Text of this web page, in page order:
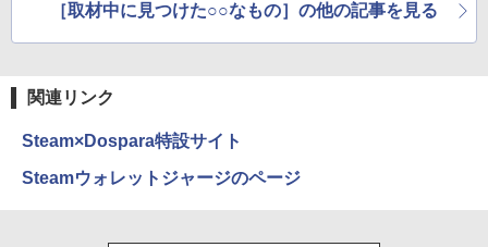
［取材中に見つけた○○なもの］の他の記事を見る
関連リンク
Steam×Dospara特設サイト
Steamウォレットジャージのページ